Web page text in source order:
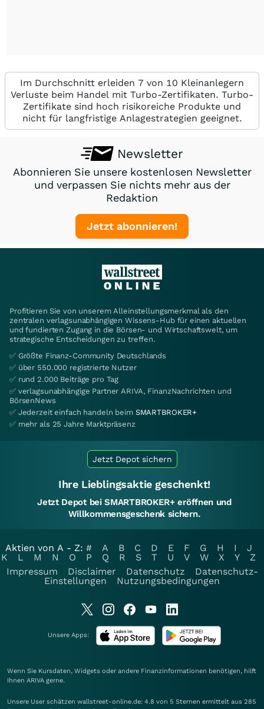
Im Durchschnitt erleiden 7 von 10 Kleinanlegern
Verluste beim Handel mit Turbo-Zertifikaten. Turbo-
Zertifikate sind hoch risikoreiche Produkte und
nicht für langfristige Anlagestrategien geeignet.
Newsletter
Abonnieren Sie unsere kostenlosen Newsletter
und verpassen Sie nichts mehr aus der
Redaktion
Jetzt abonnieren!
Profitieren Sie von unserem Alleinstellungsmerkmal als den
zentralen verlagsunabhängigen Wissens-Hub für einen aktuellen
und fundierten Zugang in die Börsen- und Wirtschaftswelt, um
strategische Entscheidungen zu treffen.
✅ Größte Finanz-Community Deutschlands
✅ über 550.000 registrierte Nutzer
✅ rund 2.000 Beiträge pro Tag
✅ verlagsunabhängige Partner ARIVA, FinanzNachrichten und
BörsenNews
✅ Jederzeit einfach handeln beim SMARTBROKER+
✅ mehr als 25 Jahre Marktpräsenz
Jetzt Depot sichern
Ihre Lieblingsaktie geschenkt!
Jetzt Depot bei SMARTBROKER+ eröffnen und
Willkommensgeschenk sichern.
Aktien von A - Z: # A B C D E F G H I
J
K
L M N O P Q R S T U V W X Y
Z
Impressum
Disclaimer Datenschutz
Datenschutz-
Einstellungen
Nutzungsbedingungen
Unsere Apps:
Wenn Sie Kursdaten, Widgets oder andere Finanzinformationen benötigen, hilft
Ihnen ARIVA gerne.
Unsere User schätzen wallstreet-online.de: 4.8 von 5 Sternen ermittelt aus 285